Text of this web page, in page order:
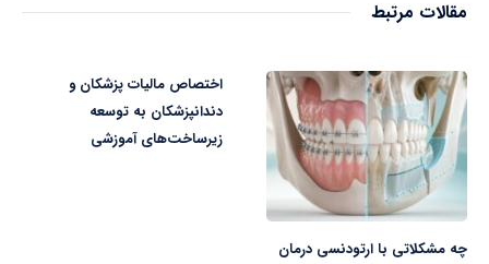
مقالات مرتبط
چه مشکلاتی با ارتودنسی درمان
اختصاص مالیات پزشکان و
دندانپزشکان به توسعه
زیرساخت‌های آموزشی